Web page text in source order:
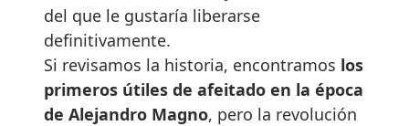
del que le gustaría liberarse
definitivamente.
Si revisamos la historia, encontramos los
primeros útiles de afeitado en la época
de Alejandro Magno, pero la revolución